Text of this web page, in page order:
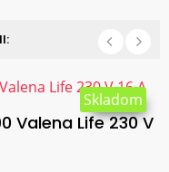
Valena Life 230 V
Skladom